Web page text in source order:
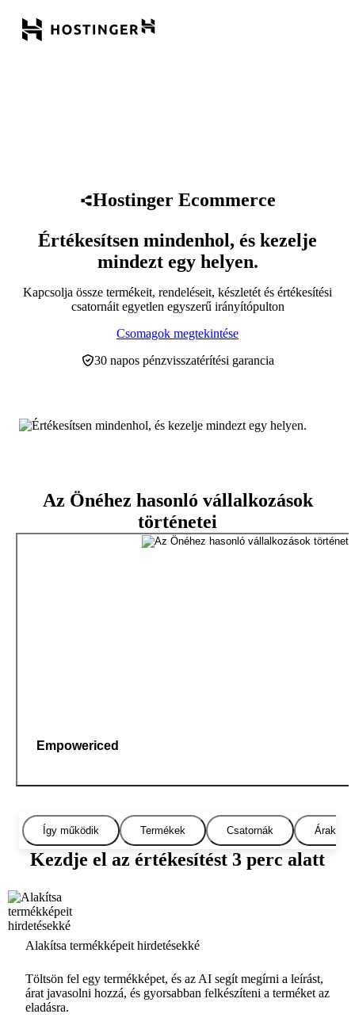
Hostinger Ecommerce
Értékesítsen mindenhol, és kezelje
mindezt egy helyen.
Kapcsolja össze termékeit, rendeléseit, készletét és értékesítési
csatornáit egyetlen egyszerű irányítópulton
Csomagok megtekintése
30 napos pénzvisszatérítési garancia
Az Önéhez hasonló vállalkozások
történetei
Empowericed
Így működik Termékek Csatornák Árak
Kezdje el az értékesítést 3 perc alatt
Alakítsa termékképeit hirdetésekké
Töltsön fel egy termékképet, és az AI segít megírni a leírást,
árat javasolni hozzá, és gyorsabban felkészíteni a terméket az
eladásra.